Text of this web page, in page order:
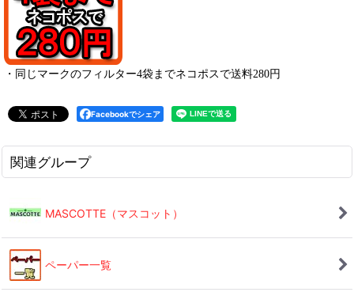
・ 同じマークのフィルター4袋までネコポスで送料280円
Facebookでシェア
関連グループ
MASCOTTE（マスコット）
ペーパー一覧